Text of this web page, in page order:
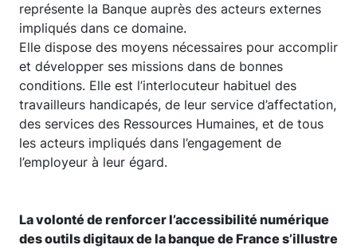
représente la Banque auprès des acteurs externes
impliqués dans ce domaine.
Elle dispose des moyens nécessaires pour accomplir
et développer ses missions dans de bonnes
conditions. Elle est l’interlocuteur habituel des
travailleurs handicapés, de leur service d’affectation,
des services des Ressources Humaines, et de tous
les acteurs impliqués dans l’engagement de
l’employeur à leur égard.
La volonté de renforcer l’accessibilité numérique
des outils digitaux de la banque de France s’illustre